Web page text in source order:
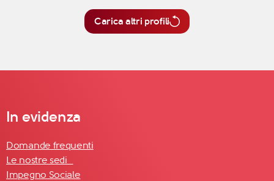
Carica altri profili
In evidenza
Domande frequenti
Le nostre sedi
Impegno Sociale